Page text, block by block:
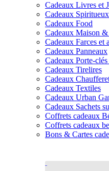
Cadeaux Livres et
Cadeaux
Cadeaux Food
Cadeaux Maison
Cadeaux Farces et
Cadeaux Panneaux
Cadeaux Porte-
Cadeaux Tirelires
Cadeaux
Cadeaux Textiles
Cadeaux Urban
Cadeaux Sachets
Coffrets cadeaux
Coffrets cadeaux
Bons & Cartes